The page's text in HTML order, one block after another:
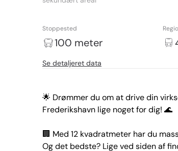
Stoppested
100 meter
Se detaljeret data
🌟 Drømmer du om at drive din
Frederikshavn lige noget for dig! 🌊
🏢 Med 12 kvadratmeter har du
Og det bedste? Lige ved siden af